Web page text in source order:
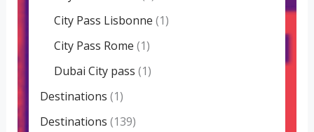
City Pass Lisbonne (1)
City Pass Rome (1)
Dubai City pass (1)
Destinations (1)
Destinations (139)